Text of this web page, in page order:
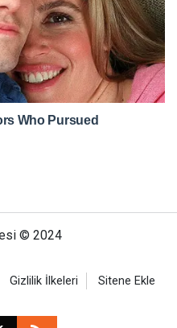
© 2024
Gizlilik İlkeleri Sitene Ekle